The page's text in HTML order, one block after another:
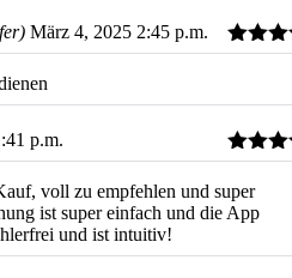
März 4, 2025 2:45 p.m.
5von
p.m.
voll zu empfehlen und super
ist super einfach und die App
und ist intuitiv!